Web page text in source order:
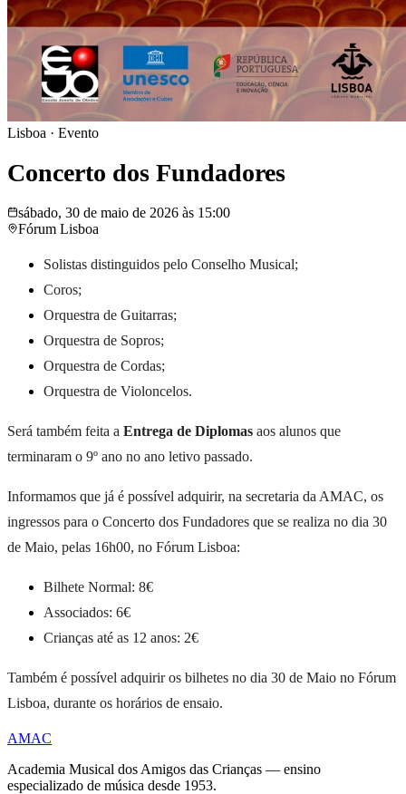
Lisboa · Evento
Concerto dos Fundadores
sábado, 30 de maio de 2026 às 15:00
Fórum Lisboa
Solistas distinguidos pelo Conselho Musical;
Coros;
Orquestra de Guitarras;
Orquestra de Sopros;
Orquestra de Cordas;
Orquestra de Violoncelos.
Será também feita a Entrega de Diplomas aos alunos que
terminaram o 9º ano no ano letivo passado.
Informamos que já é possível adquirir, na secretaria da AMAC, os
ingressos para o Concerto dos Fundadores que se realiza no dia 30
de Maio, pelas 16h00, no Fórum Lisboa:
Bilhete Normal: 8€
Associados: 6€
Crianças até as 12 anos: 2€
Também é possível adquirir os bilhetes no dia 30 de Maio no Fórum
Lisboa, durante os horários de ensaio.
AMAC
Academia Musical dos Amigos das Crianças — ensino
especializado de música desde 1953.